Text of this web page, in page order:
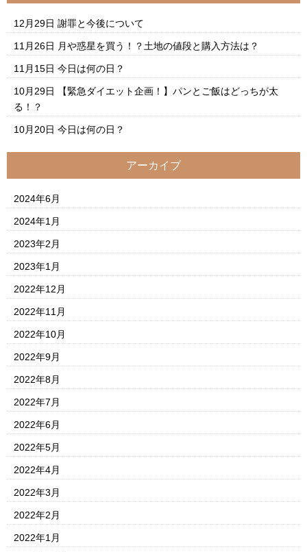
12月29日 謝罪と今後について
11月26日 月や惑星を買う！？土地の値段と購入方法は？
11月15日 今日は何の日？
10月29日
【緊急ダイエット企画！】パンとご飯はどっちが太
る！？
10月20日 今日は何の日？
アーカイブ
2024年6月
2024年1月
2023年2月
2023年1月
2022年12月
2022年11月
2022年10月
2022年9月
2022年8月
2022年7月
2022年6月
2022年5月
2022年4月
2022年3月
2022年2月
2022年1月